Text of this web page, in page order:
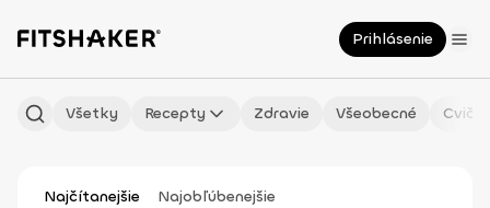
Prihlásenie
Všetky Recepty Zdravie Všeobecné
Najčítanejšie Najobľúbenejšie